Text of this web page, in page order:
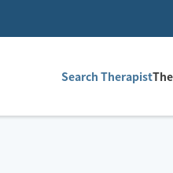
Search Therapist